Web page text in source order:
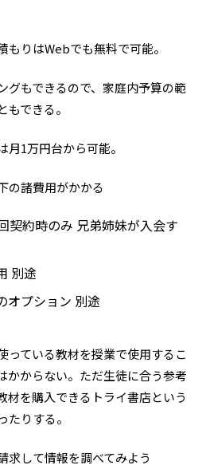
りはWebでも無料で可能。
グもできるので、家庭内予算の範
できる。
月1万円台から可能。
の諸費用がかかる
契約時のみ 兄弟姉妹が入会す
別途
オプション 別途
っている教材を授業で使用するこ
かからない。ただ生徒に合う参考
材を購入できるトライ書店という
りする。
求して情報を調べてみよう